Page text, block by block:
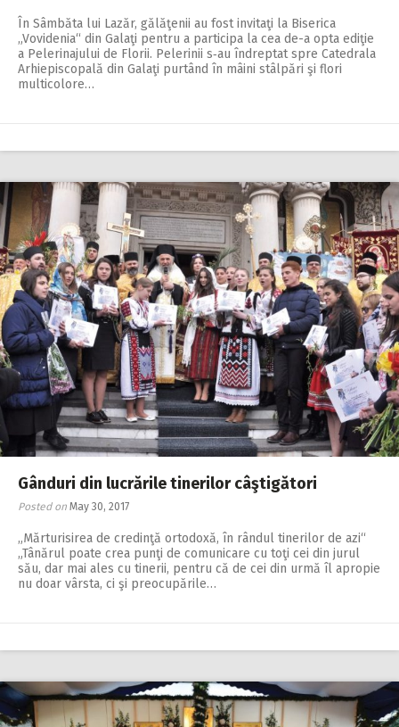
În Sâmbăta lui Lazăr, gălăţenii au fost invitaţi la Biserica
„Vovidenia“ din Galaţi pentru a participa la cea de-a opta ediţie
a Pelerinajului de Florii. Pelerinii s‑au îndreptat spre Catedrala
Arhiepiscopală din Galaţi purtând în mâini stâlpări şi flori
multicolore…
Gânduri din lucrările tinerilor câştigători
Posted on May 30, 2017
„Mărturisirea de credinţă ortodoxă, în rândul tinerilor de azi“
„Tânărul poate crea punţi de comunicare cu toţi cei din jurul
său, dar mai ales cu tinerii, pentru că de cei din urmă îl apropie
nu doar vârsta, ci şi preocupările…